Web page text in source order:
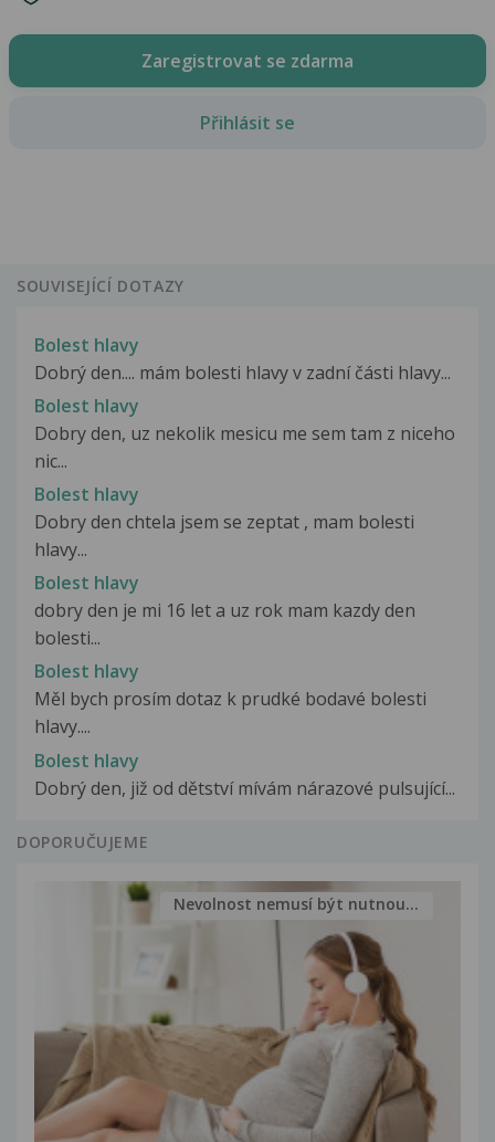
Zaregistrovat se zdarma
Přihlásit se
SOUVISEJÍCÍ DOTAZY
Bolest hlavy
Dobrý den.... mám bolesti hlavy v zadní části hlavy...
Bolest hlavy
Dobry den, uz nekolik mesicu me sem tam z niceho
nic...
Bolest hlavy
Dobry den chtela jsem se zeptat , mam bolesti
hlavy...
Bolest hlavy
dobry den je mi 16 let a uz rok mam kazdy den
bolesti...
Bolest hlavy
Měl bych prosím dotaz k prudké bodavé bolesti
hlavy....
Bolest hlavy
Dobrý den, již od dětství mívám nárazové pulsující...
DOPORUČUJEME
Nevolnost nemusí být nutnou...